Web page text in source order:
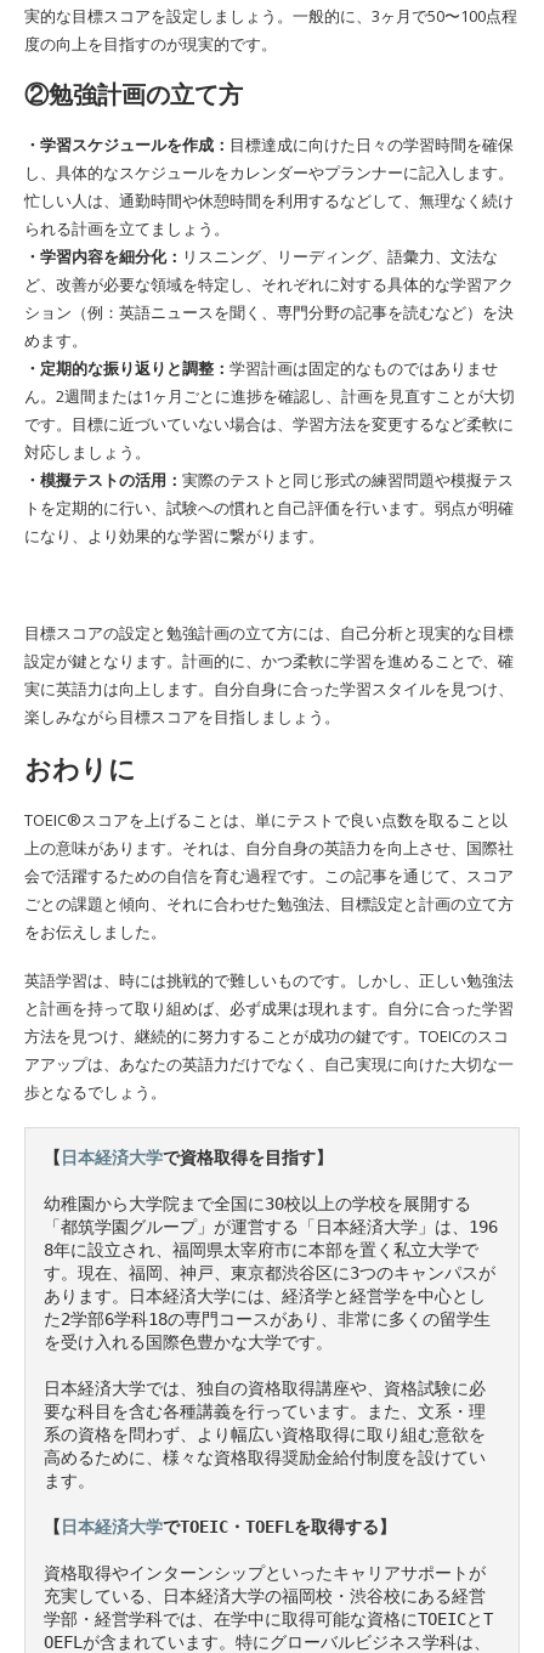
実的な目標スコアを設定しましょう。一般的に、3ヶ月で50〜100点程
度の向上を目指すのが現実的です。
②勉強計画の立て方
・学習スケジュールを作成： 目標達成に向けた日々の学習時間を確保
し、具体的なスケジュールをカレンダーやプランナーに記入します。
忙しい人は、通勤時間や休憩時間を利用するなどして、無理なく続け
られる計画を立てましょう。
・学習内容を細分化： リスニング、リーディング、語彙力、文法な
ど、改善が必要な領域を特定し、それぞれに対する具体的な学習アク
ション（例：英語ニュースを聞く、専門分野の記事を読むなど）を決
めます。
・定期的な振り返りと調整： 学習計画は固定的なものではありませ
ん。2週間または1ヶ月ごとに進捗を確認し、計画を見直すことが大切
です。目標に近づいていない場合は、学習方法を変更するなど柔軟に
対応しましょう。
・模擬テストの活用： 実際のテストと同じ形式の練習問題や模擬テス
トを定期的に行い、試験への慣れと自己評価を行います。弱点が明確
になり、より効果的な学習に繋がります。
目標スコアの設定と勉強計画の立て方には、自己分析と現実的な目標
設定が鍵となります。計画的に、かつ柔軟に学習を進めることで、確
実に英語力は向上します。自分自身に合った学習スタイルを見つけ、
楽しみながら目標スコアを目指しましょう。
おわりに
TOEIC®スコアを上げることは、単にテストで良い点数を取ること以
上の意味があります。それは、自分自身の英語力を向上させ、国際社
会で活躍するための自信を育む過程です。この記事を通じて、スコア
ごとの課題と傾向、それに合わせた勉強法、目標設定と計画の立て方
をお伝えしました。
英語学習は、時には挑戦的で難しいものです。しかし、正しい勉強法
と計画を持って取り組めば、必ず成果は現れます。自分に合った学習
方法を見つけ、継続的に努力することが成功の鍵です。TOEICのスコ
アアップは、あなたの英語力だけでなく、自己実現に向けた大切な一
歩となるでしょう。
【 日本経済大学で資格取得を目指す】
幼稚園から大学院まで全国に30校以上の学校を展開する
「都筑学園グループ」が運営する「日本経済大学」は、196
8年に設立され、福岡県太宰府市に本部を置く私立大学で
す。現在、福岡、神戸、東京都渋谷区に3つのキャンパスが
あります。日本経済大学には、経済学と経営学を中心とし
た2学部6学科18の専門コースがあり、非常に多くの留学生
を受け入れる国際色豊かな大学です。
日本経済大学では、独自の資格取得講座や、資格試験に必
要な科目を含む各種講義を行っています。また、文系・理
系の資格を問わず、より幅広い資格取得に取り組む意欲を
高めるために、様々な資格取得奨励金給付制度を設けてい
ます。
【 日本経済大学でTOEIC・TOEFLを取得する】
資格取得やインターンシップといったキャリアサポートが
充実している、日本経済大学の福岡校・渋谷校にある経営
学部・経営学科では、在学中に取得可能な資格にTOEICとT
OEFLが含まれています。特にグローバルビジネス学科は、